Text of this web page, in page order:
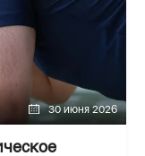
30 июня 2026